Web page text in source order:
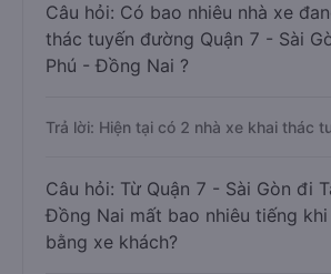
Câu hỏi: Có bao nhiêu nhà xe
thác tuyến đường Quận 7 - Sài
Phú - Đồng Nai ?
Trả lời: Hiện tại có 2 nhà xe khai thác
Câu hỏi: Từ Quận 7 - Sài Gòn đi
Đồng Nai mất bao nhiêu tiếng
bằng xe khách?